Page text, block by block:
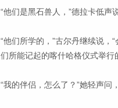
“他们是黑石兽人，”德拉卡低声
“他们所学的，”古尔丹继续说，
们所能记起的喀什哈格仪式举行
“我的伴侣，怎么了？”她轻声问